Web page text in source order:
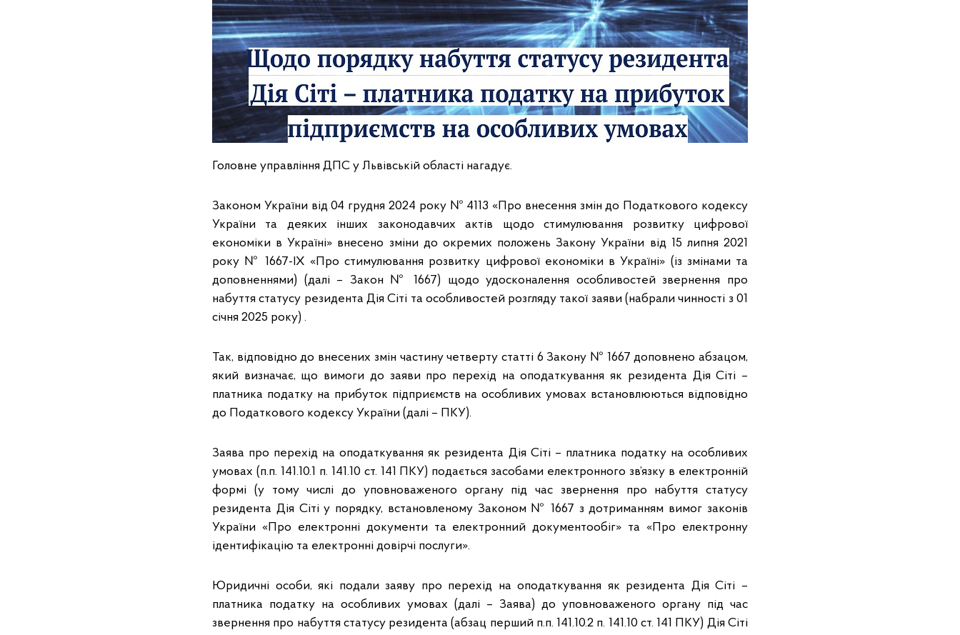
Головне управління ДПС у Львівській області нагадує.
Законом України від 04 грудня 2024 року № 4113 «Про внесення змін до Податкового кодексу
України та деяких інших законодавчих актів щодо стимулювання розвитку цифрової
економіки в Україні» внесено зміни до окремих положень Закону України від 15 липня 2021
року № 1667-IX «Про стимулювання розвитку цифрової економіки в Україні» (із змінами та
доповненнями) (далі – Закон № 1667) щодо удосконалення особливостей звернення про
набуття статусу резидента Дія Сіті та особливостей розгляду такої заяви (набрали чинності з 01
січня 2025 року) .
Так, відповідно до внесених змін частину четверту статті 6 Закону № 1667 доповнено абзацом,
який визначає, що вимоги до заяви про перехід на оподаткування як резидента Дія Сіті –
платника податку на прибуток підприємств на особливих умовах встановлюються відповідно
до Податкового кодексу України (далі – ПКУ).
Заява про перехід на оподаткування як резидента Дія Сіті – платника податку на особливих
умовах (п.п. 141.10.1 п. 141.10 ст. 141 ПКУ) подається засобами електронного зв’язку в електронній
формі (у тому числі до уповноваженого органу під час звернення про набуття статусу
резидента Дія Сіті у порядку, встановленому Законом № 1667 з дотриманням вимог законів
України «Про електронні документи та електронний документообіг» та «Про електронну
ідентифікацію та електронні довірчі послуги».
Юридичні особи, які подали заяву про перехід на оподаткування як резидента Дія Сіті –
платника податку на особливих умовах (далі – Заява) до уповноваженого органу під час
звернення про набуття статусу резидента (абзац перший п.п. 141.10.2 п. 141.10 ст. 141 ПКУ) Дія Сіті